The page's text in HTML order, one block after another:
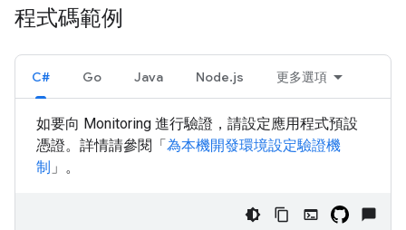
程式碼範例
C# Go Java Node.js 更多選項
如要向 Monitoring 進行驗證，請設定應用程式預設
憑證。詳情請參閱「為本機開發環境設定驗證機
制 」。